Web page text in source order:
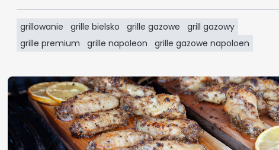
grillowanie grille bielsko grille gazowe
grill gazowy
grille premium
grille napoleon grille gazowe napoloen